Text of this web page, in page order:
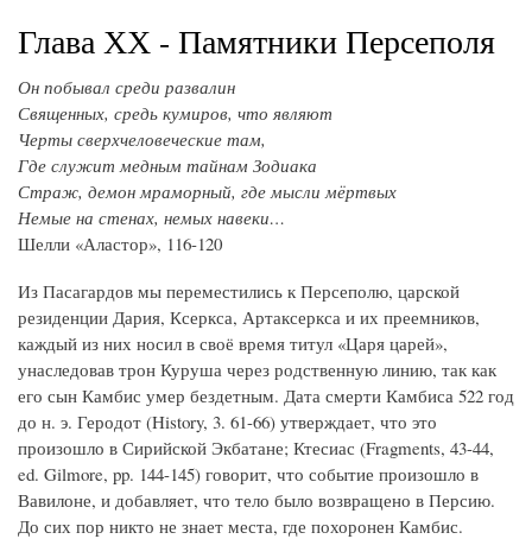
Глава ХХ - Памятники Персеполя
Он побывал среди развалин
Священных, средь кумиров, что являют
Черты сверхчеловеческие там,
Где служит медным тайнам Зодиака
Страж, демон мраморный, где мысли мёртвых
Немые на стенах, немых навеки…
Шелли «Аластор», 116-120
Из Пасагардов мы переместились к Персеполю, царской
резиденции Дария, Ксеркса, Артаксеркса и их преемников,
каждый из них носил в своё время титул «Царя царей»,
унаследовав трон Куруша через родственную линию, так как
его сын Камбис умер бездетным. Дата смерти Камбиса 522 год
до н. э. Геродот (History, 3. 61-66) утверждает, что это
произошло в Сирийской Экбатане; Ктесиас (Fragments, 43-44,
ed. Gilmore, pp. 144-145) говорит, что событие произошло в
Вавилоне, и добавляет, что тело было возвращено в Персию.
До сих пор никто не знает места, где похоронен Камбис.